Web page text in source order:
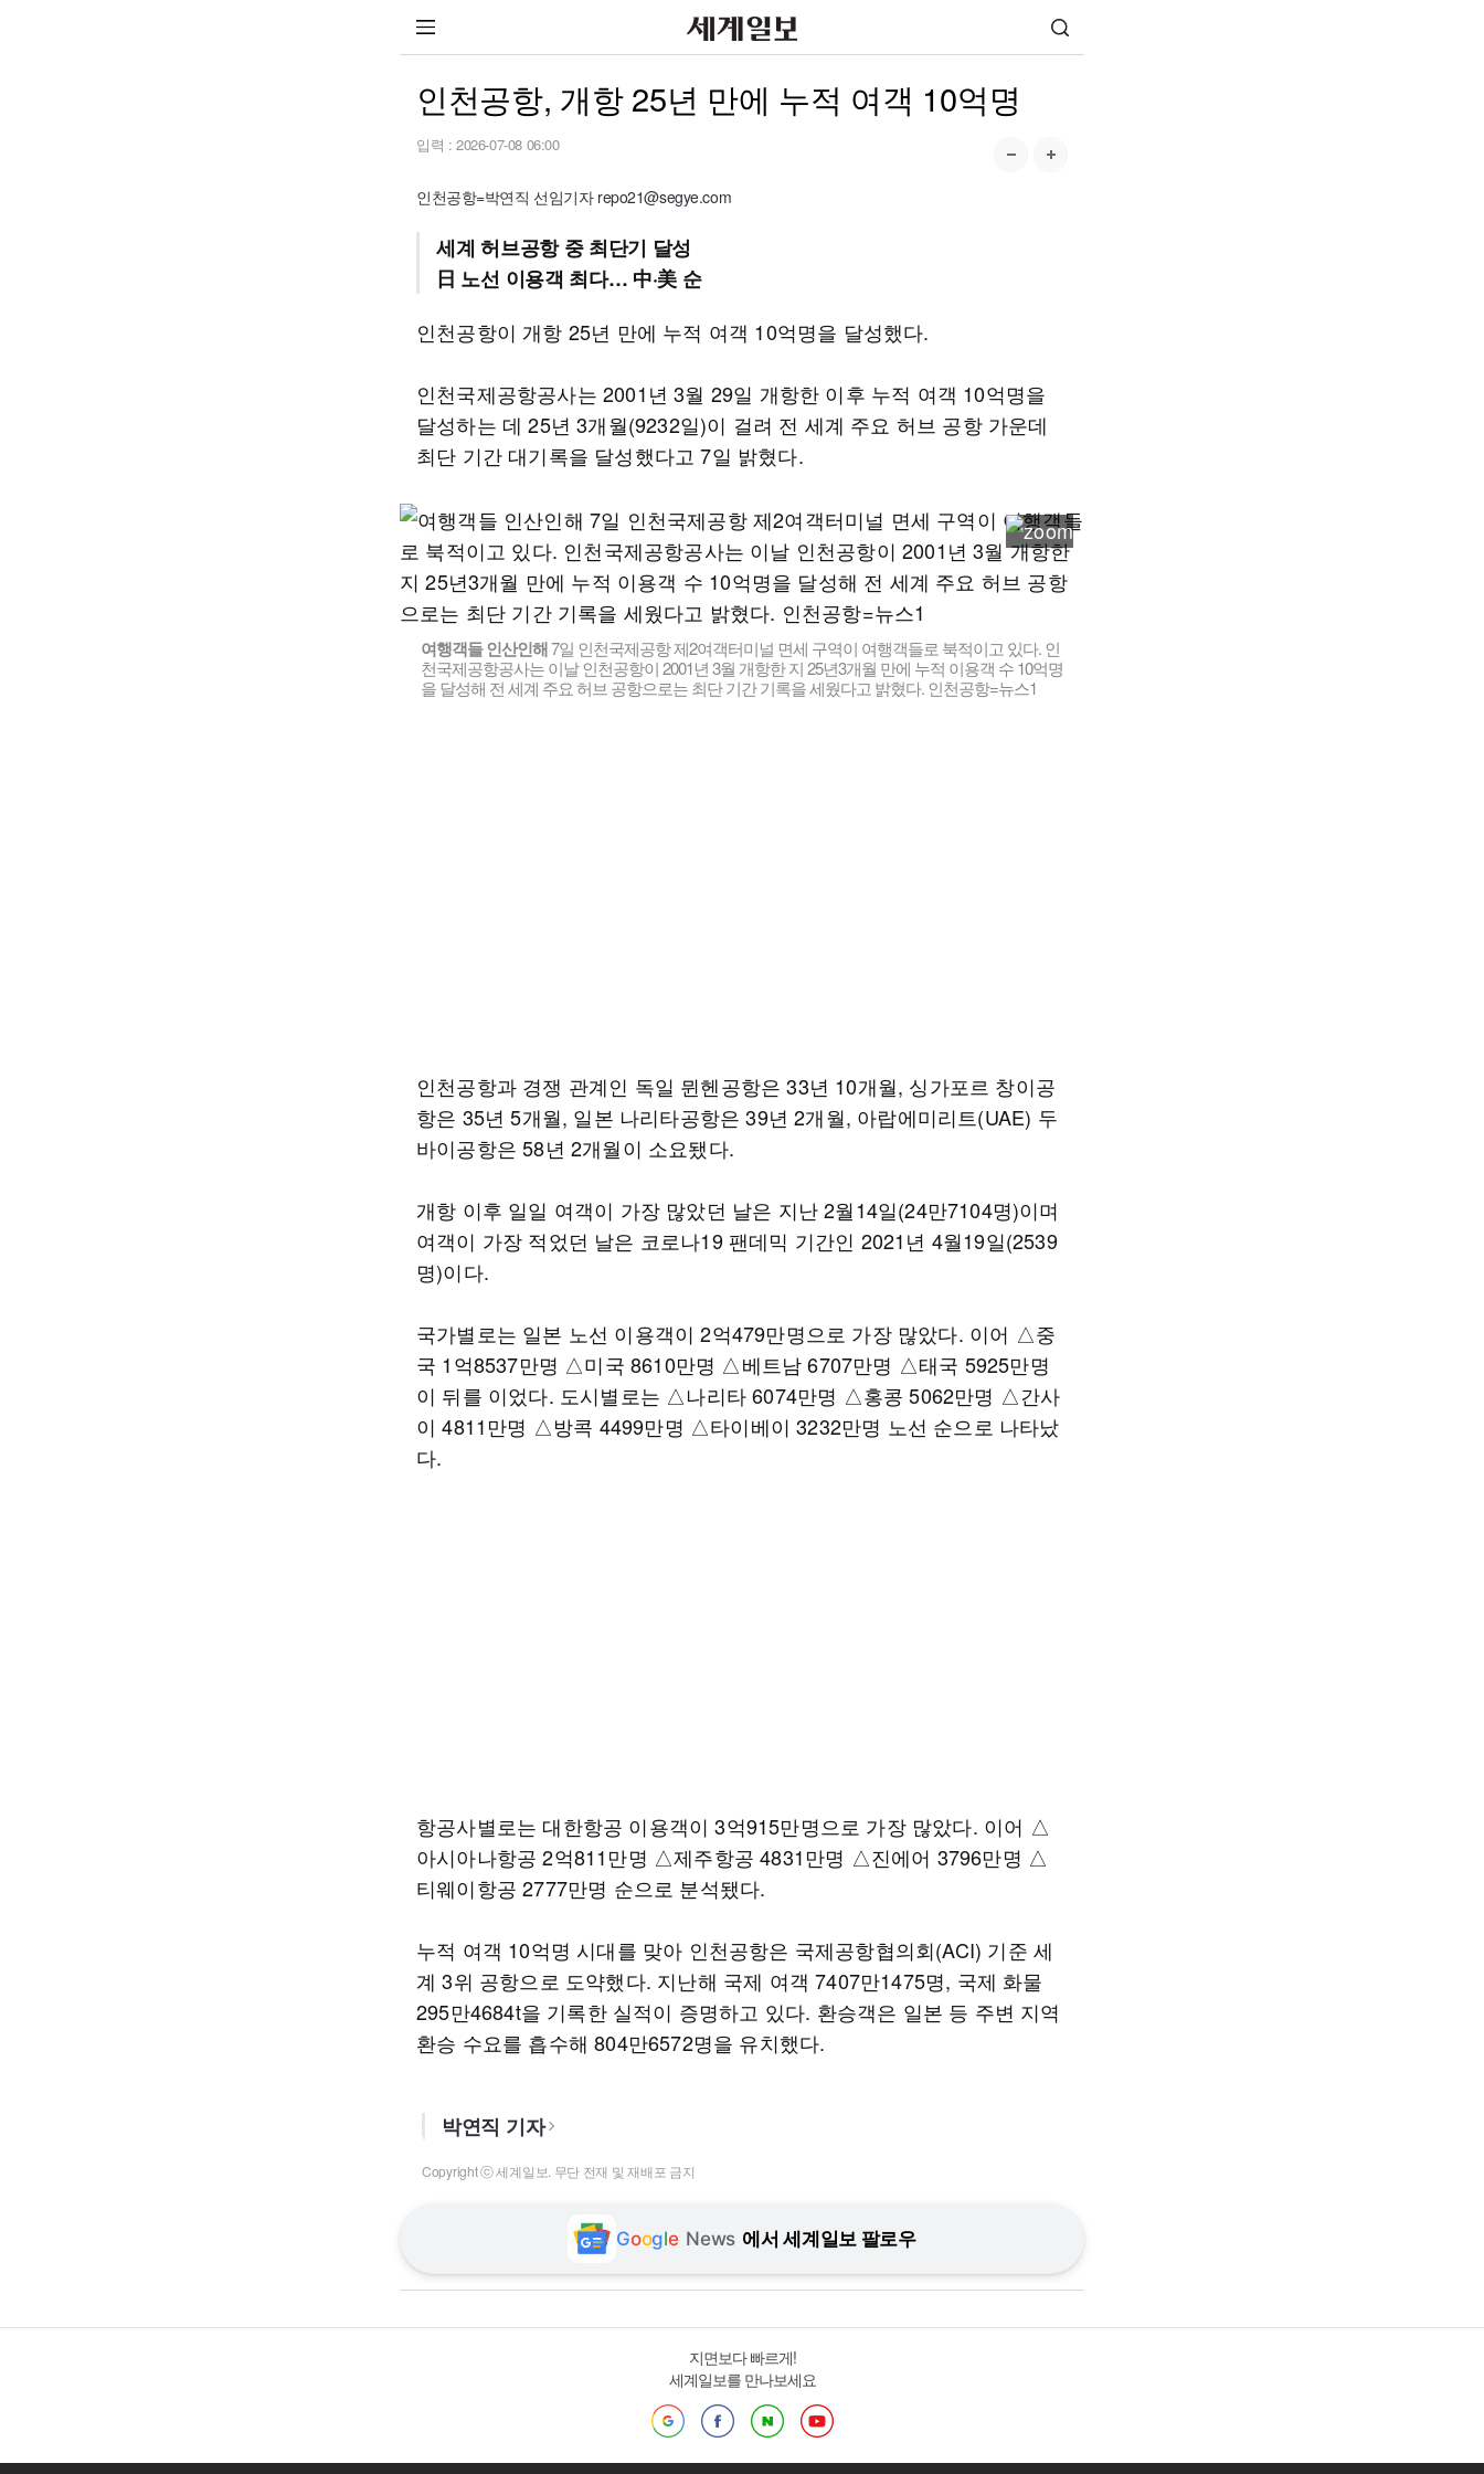
인천공항, 개항 25년 만에 누적 여객 10억명
입력 : 2026-07-08 06:00
인천공항=박연직 선임기자 repo21@segye.com
세계 허브공항 중 최단기 달성
日 노선 이용객 최다… 中·美 순
인천공항이 개항 25년 만에 누적 여객 10억명을 달성했다.
인천국제공항공사는 2001년 3월 29일 개항한 이후 누적 여객 10억명을
달성하는 데 25년 3개월(9232일)이 걸려 전 세계 주요 허브 공항 가운데
최단 기간 대기록을 달성했다고 7일 밝혔다.
여행객들 인산인해7일 인천국제공항 제2여객터미널 면세 구역이 여행객들로 북적이고 있다. 인
천국제공항공사는 이날 인천공항이 2001년 3월 개항한 지 25년3개월 만에 누적 이용객 수 10억명
을 달성해 전 세계 주요 허브 공항으로는 최단 기간 기록을 세웠다고 밝혔다. 인천공항=뉴스1
인천공항과 경쟁 관계인 독일 뮌헨공항은 33년 10개월, 싱가포르 창이공
항은 35년 5개월, 일본 나리타공항은 39년 2개월, 아랍에미리트(UAE) 두
바이공항은 58년 2개월이 소요됐다.
개항 이후 일일 여객이 가장 많았던 날은 지난 2월14일(24만7104명)이며
여객이 가장 적었던 날은 코로나19 팬데믹 기간인 2021년 4월19일(2539
명)이다.
국가별로는 일본 노선 이용객이 2억479만명으로 가장 많았다. 이어 △중
국 1억8537만명 △미국 8610만명 △베트남 6707만명 △태국 5925만명
이 뒤를 이었다. 도시별로는 △나리타 6074만명 △홍콩 5062만명 △간사
이 4811만명 △방콕 4499만명 △타이베이 3232만명 노선 순으로 나타났
다.
항공사별로는 대한항공 이용객이 3억915만명으로 가장 많았다. 이어 △
아시아나항공 2억811만명 △제주항공 4831만명 △진에어 3796만명 △
티웨이항공 2777만명 순으로 분석됐다.
누적 여객 10억명 시대를 맞아 인천공항은 국제공항협의회(ACI) 기준 세
계 3위 공항으로 도약했다. 지난해 국제 여객 7407만1475명, 국제 화물
295만4684t을 기록한 실적이 증명하고 있다. 환승객은 일본 등 주변 지역
환승 수요를 흡수해 804만6572명을 유치했다.
박연직 기자
Copyright ⓒ 세계일보. 무단 전재 및 재배포 금지
Google News 에서 세계일보 팔로우
지면보다 빠르게!
세계일보를 만나보세요